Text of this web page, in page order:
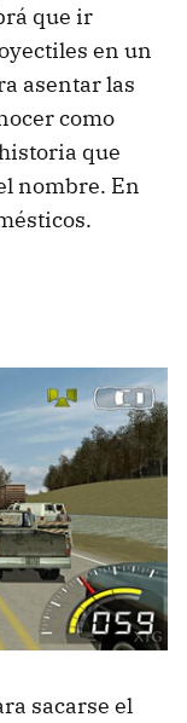
que ir
en un
asentar las
como
que
nombre. En
sacarse el